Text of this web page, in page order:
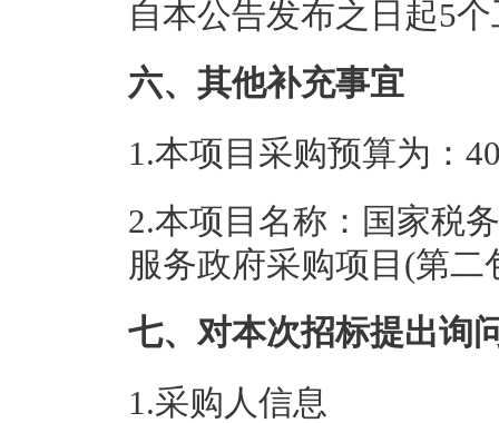
自本公告发布之日起5
六、其他补充事宜
1.本项目 采购预算为：
2.本项目名称： 国家税
服务政府采购项目(第
七、对本次招标提出询
1.采购人信息